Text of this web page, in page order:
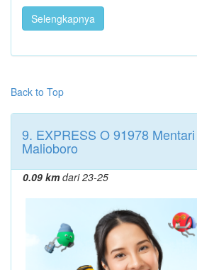
Selengkapnya
Back to Top
9. EXPRESS O 91978
Malioboro
0.09 kmdari 23-25